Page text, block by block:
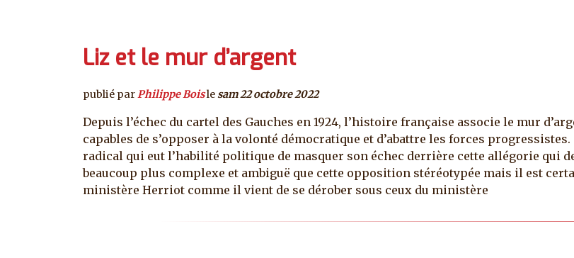
Liz et le mur d’argent
publié parPhilippe Boisle sam 22 octobre 2022
Depuis l’échec du cartel des Gauches en 1924, l’histoire française associe le mur
capables de s’opposer à la volonté démocratique et d’abattre les forces
radical qui eut l’habilité politique de masquer son échec derrière cette allégorie qui
beaucoup plus complexe et ambiguë que cette opposition stéréotypée mais il est
ministère Herriot comme il vient de se dérober sous ceux du ministère